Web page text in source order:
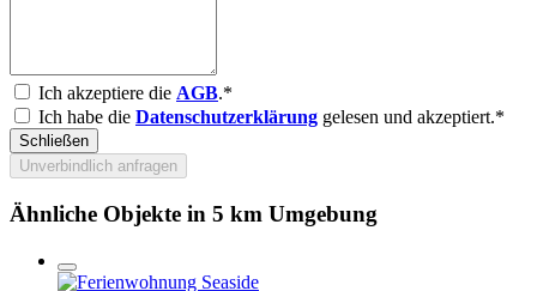
Ich akzeptiere die AGB.*
Ich habe die Datenschutzerklärung gelesen und akzeptiert.*
Schließen
Unverbindlich anfragen
Ähnliche Objekte in 5 km Umgebung